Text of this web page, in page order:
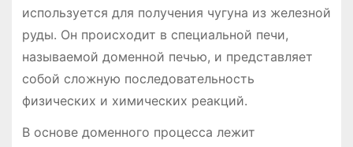
используется для получения чугуна из железной
руды. Он происходит в специальной печи,
называемой доменной печью, и представляет
собой сложную последовательность
физических и химических реакций.
В основе доменного процесса лежит